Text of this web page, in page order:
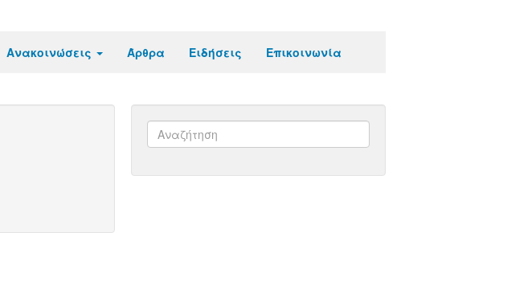
Ανακοινώσεις Άρθρα Ειδήσεις Επικοινωνία